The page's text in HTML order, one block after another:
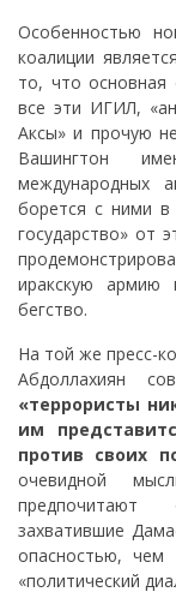
Особенностью
коалиции
то, что основная
все эти ИГИЛ,
Аксы» и прочую
Вашингтон
международных
борется с ними
государство» от
иракскую армию
бегство.
На той же пресс-
Абдоллахиян
«террористы
им
против своих
очевидной
предпочитают
захватившие
опасностью,
«политический